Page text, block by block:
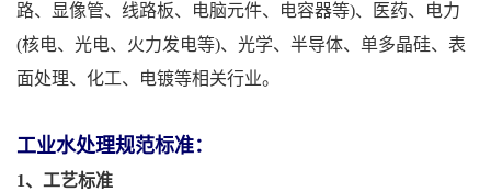
路、显像管、线路板、电脑元件、电容器等)、医药、电力
(核电、光电、火力发电等)、光学、半导体、单多晶硅、表
面处理、化工、电镀等相关行业。
工业水处理规范标准：
1、工艺标准